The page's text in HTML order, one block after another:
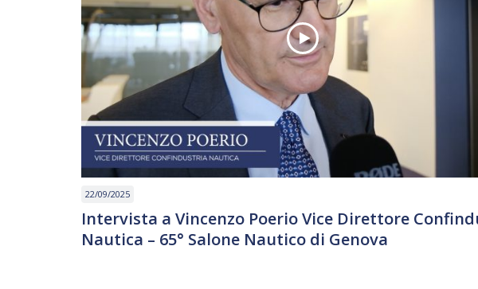
22/09/2025
Intervista a Vincenzo Poerio Vice Direttore
Nautica – 65° Salone Nautico di Genova